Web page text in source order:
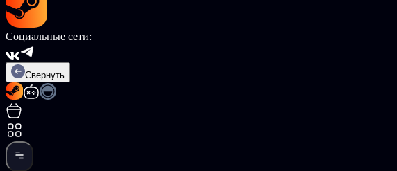
Социальные сети:
Свернуть